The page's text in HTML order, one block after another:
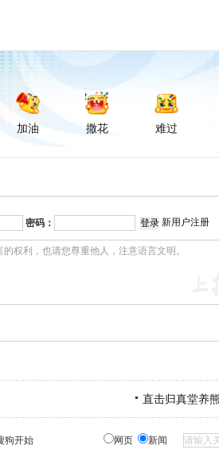
加油 撒花 难过
密码： 新用户注册
直击归真堂养
狗开始 网页 新闻